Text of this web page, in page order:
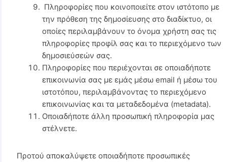
Πληροφορίες που κοινοποιείτε στον ιστότοπο με
την πρόθεση της δημοσίευσης στο διαδίκτυο, οι
οποίες περιλαμβάνουν το όνομα χρήστη σας τις
πληροφορίες προφίλ σας και το περιεχόμενο των
δημοσιεύσεών σας.
Πληροφορίες που περιέχονται σε οποιαδήποτε
επικοινωνία σας με εμάς μέσω email ή μέσω του
ιστοτόπου, περιλαμβάνοντας το περιεχόμενο
επικοινωνίας και τα μεταδεδομένα (metadata).
Οποιαδήποτε άλλη προσωπική πληροφορία μας
στέλνετε.
Προτού αποκαλύψετε οποιαδήποτε προσωπικές